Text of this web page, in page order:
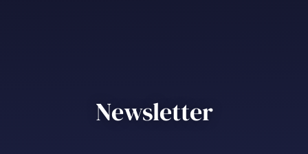
Newsletter